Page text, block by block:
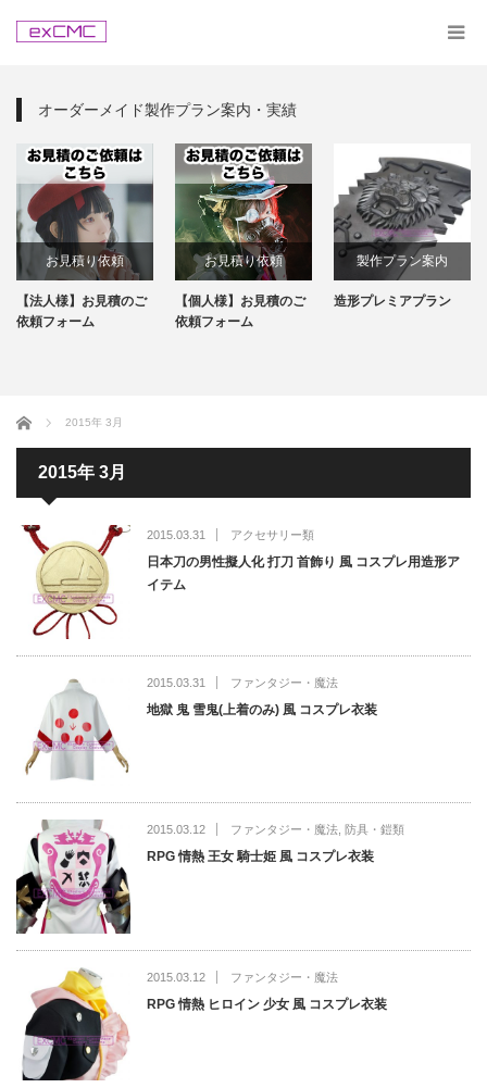
オーダーメイド製作プラン案内・実績
お見積り依頼
【法人様】お見積のご
依頼フォーム
お見積り依頼
【個人様】お見積のご
依頼フォーム
製作プラン案内
造形プレミアプラン
ホーム 2015年 3月
2015年 3月
2015.03.31 アクセサリー類
日本刀の男性擬人化 打刀 首飾り 風 コスプレ用造形ア
イテム
2015.03.31 ファンタジー・魔法
地獄 鬼 雪鬼(上着のみ) 風 コスプレ衣装
2015.03.12 ファンタジー・魔法, 防具・鎧類
RPG 情熱 王女 騎士姫 風 コスプレ衣装
2015.03.12 ファンタジー・魔法
RPG 情熱 ヒロイン 少女 風 コスプレ衣装